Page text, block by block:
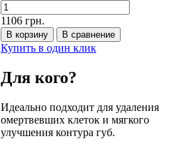
1106 грн.
Купить в один клик
Для кого?
Идеально подходит для удаления
омертвевших клеток и мягкого
улучшения контура губ.